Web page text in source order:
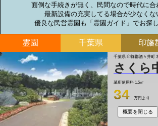
面倒な手続きが無く、民間なので時代に合
最新設備の充実してる場合が少なくな
優良な民営霊園も「霊園ガイド」でお探し
霊園 千葉県 印旛
千葉県 印旛郡酒々井町
さくら
墓所使用料 1.5㎡
34 万円より
概要を閉じる